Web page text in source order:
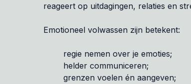
reageert op uitdagingen, relaties en
Emotioneel volwassen zijn betekent:
regie nemen over je emoties;
helder communiceren;
grenzen voelen én aangeven;